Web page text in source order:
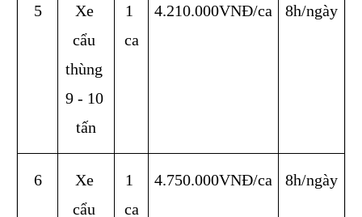
5
Xe
cẩu
thùng
9 - 10
tấn
1
ca
4.210.000VNĐ/ca 8h/ngày
6
Xe
cẩu
1
ca
4.750.000VNĐ/ca 8h/ngày